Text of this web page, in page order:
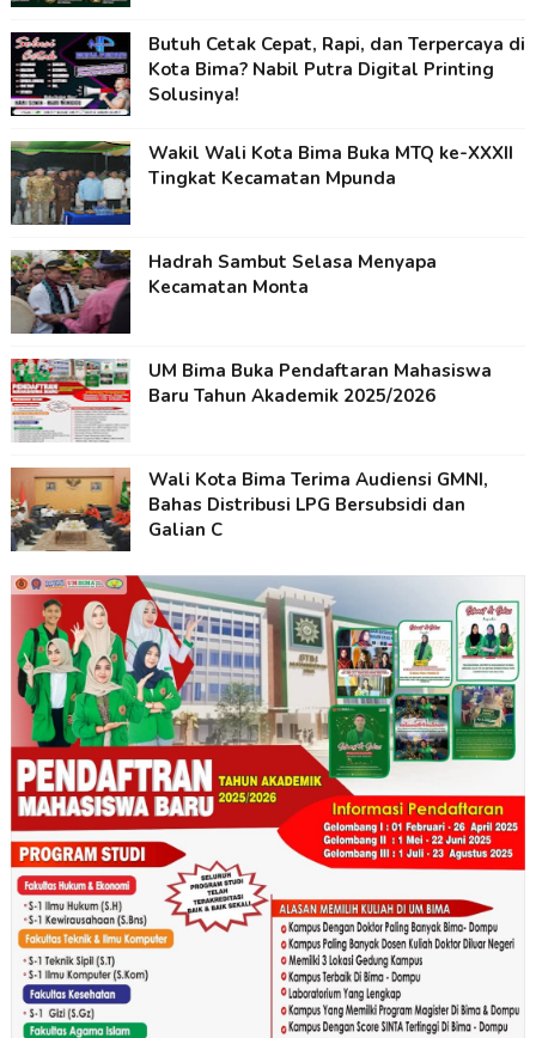
Butuh Cetak Cepat, Rapi, dan Terpercaya di
Kota Bima? Nabil Putra Digital Printing
Solusinya!
Wakil Wali Kota Bima Buka MTQ ke-XXXII
Tingkat Kecamatan Mpunda
Hadrah Sambut Selasa Menyapa
Kecamatan Monta
UM Bima Buka Pendaftaran Mahasiswa
Baru Tahun Akademik 2025/2026
Wali Kota Bima Terima Audiensi GMNI,
Bahas Distribusi LPG Bersubsidi dan
Galian C